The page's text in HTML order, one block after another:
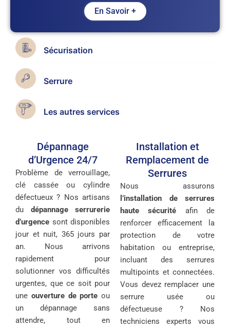
En Savoir +
Sécurisation
Serrure
Les autres services
Dépannage
d’Urgence 24/7
Problème de verrouillage,
clé cassée ou cylindre
défectueux ? Nos artisans
du dépannage serrurerie
d’urgence sont disponibles
jour et nuit, 365 jours par
an. Nous arrivons
rapidement pour
solutionner vos difficultés
urgentes, que ce soit pour
une ouverture de porte ou
un dépannage sans
attendre, tout en
Installation et
Remplacement de
Serrures
Nous assurons
l’installation de serrures
haute sécurité afin de
renforcer efficacement la
protection de votre
habitation ou entreprise,
incluant des serrures
multipoints et connectées.
Vous devez remplacer une
serrure usée ou
défectueuse ? Nos
techniciens experts vous